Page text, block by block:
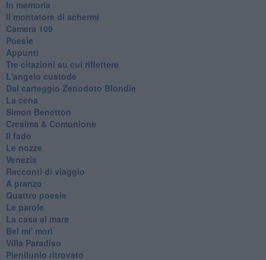
In memoria
Il montatore di schermi
Camera 109
Poesie
Appunti
Tre citazioni su cui riflettere
L'angelo custode
Dal carteggio Zenodoto Blondie
La cena
Simon Benetton
Cresima & Comunione
Il fado
Le nozze
Venezia
Racconti di viaggio
A pranzo
Quattro poesie
Le parole
La casa al mare
Bel mi' morì
Villa Paradiso
Plenilunio ritrovato